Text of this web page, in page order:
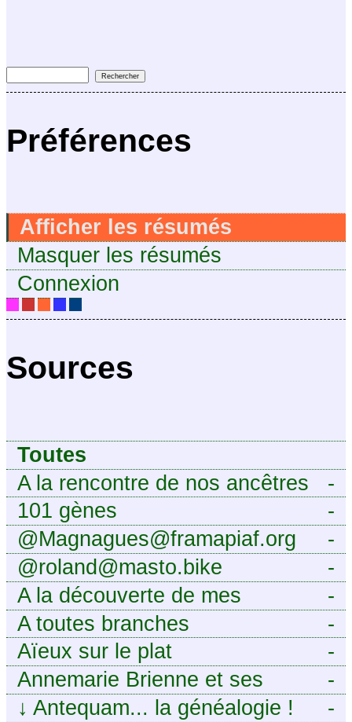
Préférences
Afficher les résumés
Masquer les résumés
Connexion
Sources
Toutes
-
A la rencontre de nos ancêtres
-
101 gènes
-
@Magnagues@framapiaf.org
-
@roland@masto.bike
-
A la découverte de mes
ancêtres
-
A toutes branches
-
Aïeux sur le plat
-
Annemarie Brienne et ses
challenges de A à Z
-
↓ Antequam... la généalogie !